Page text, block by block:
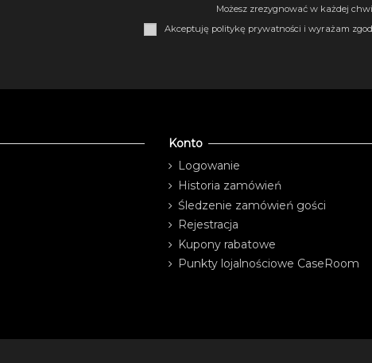
Możesz zrezygnować w każdej
Akceptuję politykę prywatności i wyrażam
Konto
Logowanie
Historia zamówień
Śledzenie zamówień gości
Rejestracja
Kupony rabatowe
Punkty lojalnościowe CaseRoom